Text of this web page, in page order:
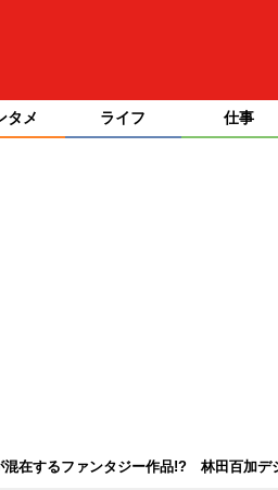
タメ ライフ 仕事
混在するファンタジー作品!? 林田百加デ